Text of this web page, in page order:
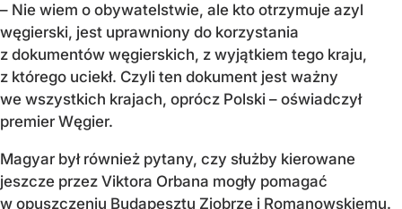
– Nie wiem o obywatelstwie, ale kto otrzymuje azyl
węgierski, jest uprawniony do korzystania
z dokumentów węgierskich, z wyjątkiem tego kraju,
z którego uciekł. Czyli ten dokument jest ważny
we wszystkich krajach, oprócz Polski – oświadczył
premier Węgier.
Magyar był również pytany, czy służby kierowane
jeszcze przez Viktora Orbana mogły pomagać
w opuszczeniu Budapesztu Ziobrze i Romanowskiemu.